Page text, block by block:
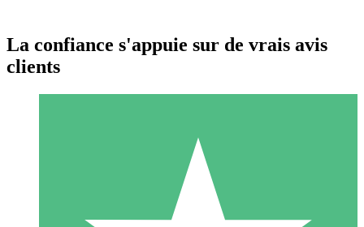
Packs de Crédits Individuels
Payez à l'utilisation avec des crédits de téléchargement. Sans
La confiance s'appuie sur de vrais avis
clients